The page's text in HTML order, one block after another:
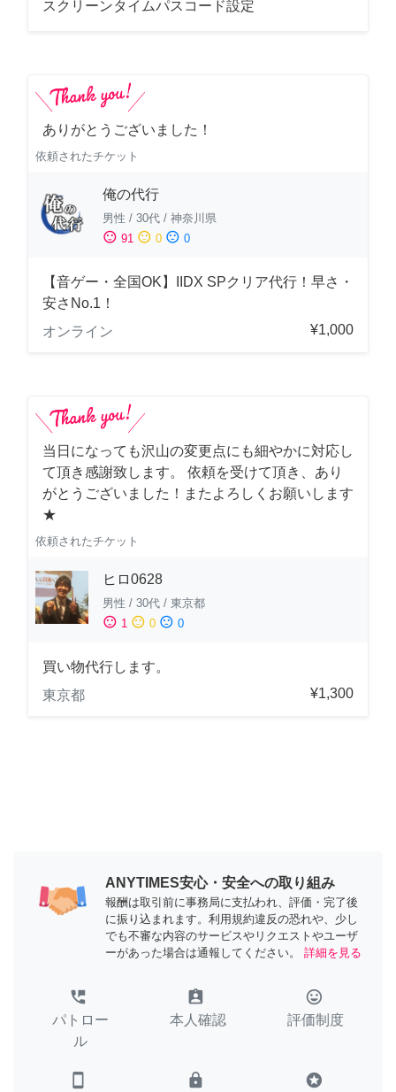
スクリーンタイムパスコード設定
ありがとうございました！
依頼されたチケット
俺の代行
男性 / 30代 / 神奈川県
sentiment_satisfied 91 sentiment_neutral 0 sentiment_dissatisfied 0
【音ゲー・全国OK】IIDX SPクリア代行！早さ・
安さNo.1！
オンライン
¥1,000
当日になっても沢山の変更点にも細やかに対応し
て頂き感謝致します。 依頼を受けて頂き、あり
がとうございました！またよろしくお願いします
★
依頼されたチケット
ヒロ0628
男性 / 30代 / 東京都
sentiment_satisfied 1 sentiment_neutral 0 sentiment_dissatisfied 0
買い物代行します。
東京都
¥1,300
ANYTIMES安心・安全への取り組み
報酬は取引前に事務局に支払われ、評価・完了後
に振り込まれます。利用規約違反の恐れや、少し
でも不審な内容のサービスやリクエストやユーザ
ーがあった場合は通報してください。
詳細を見る
perm_phone_msg
パトロー
ル
assignment_ind
本人確認
tag_faces
評価制度
smartphone lock stars